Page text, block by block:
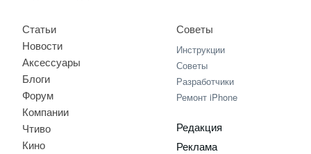
Статьи
Новости
Аксессуары
Блоги
Форум
Компании
Чтиво
Кино
Советы
Инструкции
Советы
Разработчики
Ремонт iPhone
Редакция
Реклама